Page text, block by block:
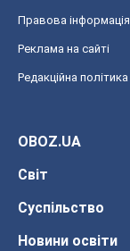
Правова інформація
Реклама на сайті
Редакційна політика
OBOZ.UA
Світ
Суспільство
Новини освіти